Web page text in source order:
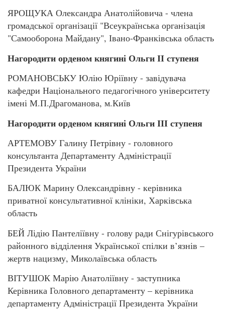
ЯРОЩУКА Олександра Анатолійовича - члена
громадської організації "Всеукраїнська організація
"Самооборона Майдану", Івано-Франківська область
Нагородити орденом княгині Ольги ІІ ступеня
РОМАНОВСЬКУ Юлію Юріївну - завідувача
кафедри Національного педагогічного університету
імені М.П.Драгоманова, м.Київ
Нагородити орденом княгині Ольги ІІІ ступеня
АРТЕМОВУ Галину Петрівну - головного
консультанта Департаменту Адміністрації
Президента України
БАЛЮК Марину Олександрівну - керівника
приватної консультативної клініки, Харківська
область
БЕЙ Лідію Пантеліївну - голову ради Снігурівського
районного відділення Української спілки в’язнів –
жертв нацизму, Миколаївська область
ВІТУШОК Марію Анатоліївну - заступника
Керівника Головного департаменту – керівника
департаменту Адміністрації Президента України